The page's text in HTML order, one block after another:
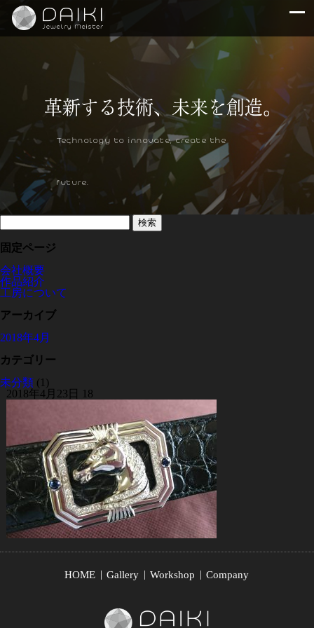
Technology to innovate, create the
future.
検
索:
固定ページ
会社概要
作品紹介
工房について
アーカイブ
2018年4月
カテゴリー
未分類 (1)
2018年4月23日
18
HOME Gallery Workshop Company